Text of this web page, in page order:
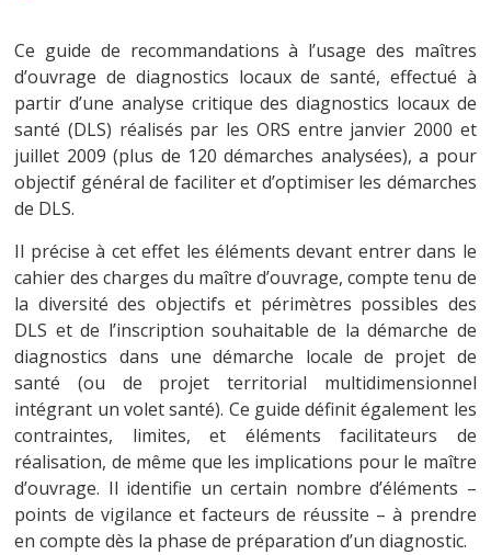
Ce guide de recommandations à l’usage des maîtres
d’ouvrage de diagnostics locaux de santé, effectué à
partir d’une analyse critique des diagnostics locaux de
santé (DLS) réalisés par les ORS entre janvier 2000 et
juillet 2009 (plus de 120 démarches analysées), a pour
objectif général de faciliter et d’optimiser les démarches
de DLS.
Il précise à cet effet les éléments devant entrer dans le
cahier des charges du maître d’ouvrage, compte tenu de
la diversité des objectifs et périmètres possibles des
DLS et de l’inscription souhaitable de la démarche de
diagnostics dans une démarche locale de projet de
santé (ou de projet territorial multidimensionnel
intégrant un volet santé). Ce guide définit également les
contraintes, limites, et éléments facilitateurs de
réalisation, de même que les implications pour le maître
d’ouvrage. Il identifie un certain nombre d’éléments –
points de vigilance et facteurs de réussite – à prendre
en compte dès la phase de préparation d’un diagnostic.